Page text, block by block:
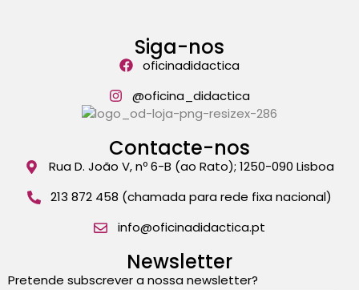
Siga-nos
oficinadidactica
@oficina_didactica
Contacte-nos
Rua D. João V, nº 6-B (ao Rato); 1250-090 Lisboa
213 872 458 (chamada para rede fixa nacional)
info@oficinadidactica.pt
Newsletter
Pretende subscrever a nossa newsletter?